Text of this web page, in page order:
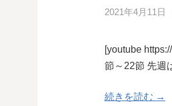
2021年4月11日
[youtube
節～22節 先週
続きを読む →